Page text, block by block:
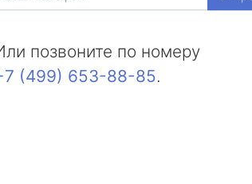
позвоните по номеру
(499) 653-88-85.